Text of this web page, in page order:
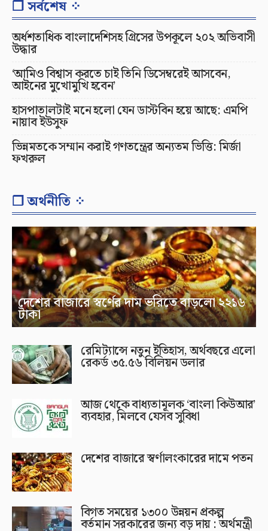
❐ সর্বশেষ ⁘
অর্ধশতাধিক বাংলাদেশিসহ গ্রিসের উপকূলে ২০২ অভিবাসী
উদ্ধার
‘আমিও বিশ্বাস করতে চাই তিনি ডিসেম্বরেই আসবেন,
আইনের মুখোমুখি হবেন’
হাসপাতালটাই মনে হলো যেন ডাস্টবিন হয়ে আছে: এমপি
নায়াব ইউসুফ
ভিন্নমতকে সম্মান করাই গণতন্ত্রের অন্যতম ভিত্তি: মির্জা
ফখরুল
❐ অর্থনীতি ⁘
দেশের বাজারে স্বর্ণের দাম ভরিতে বাড়লো ২২১৬
টাকা
রেমিট্যান্সে নতুন ইতিহাস, অর্থবছরে এলো
রেকর্ড ৩৫.৫৬ বিলিয়ন ডলার
আজ থেকে বাধ্যতামূলক ‘বাংলা কিউআর’
ব্যবহার, মিলবে যেসব সুবিধা
দেশের বাজারে স্বর্ণালংকারের দামে পতন
বিগত সময়ের ১৩০০ উন্নয়ন প্রকল্প
বর্তমান সরকারের জন্য বড় দায় : অর্থমন্ত্রী